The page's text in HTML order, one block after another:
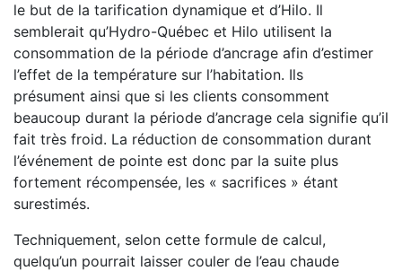
le but de la tarification dynamique et d’Hilo. Il
semblerait qu’Hydro-Québec et Hilo utilisent la
consommation de la période d’ancrage afin d’estimer
l’effet de la température sur l’habitation. Ils
présument ainsi que si les clients consomment
beaucoup durant la période d’ancrage cela signifie qu’il
fait très froid. La réduction de consommation durant
l’événement de pointe est donc par la suite plus
fortement récompensée, les « sacrifices » étant
surestimés.
Techniquement, selon cette formule de calcul,
quelqu’un pourrait laisser couler de l’eau chaude